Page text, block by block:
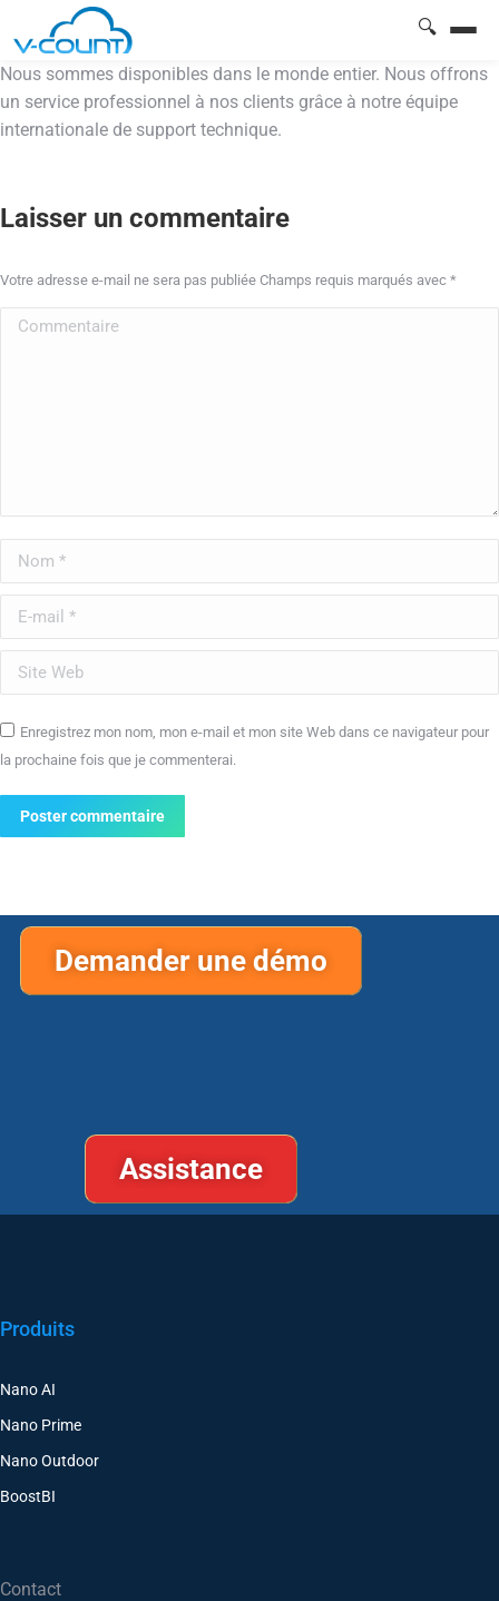
🔍
Nous sommes disponibles dans le monde entier. Nous offrons
un service professionnel à nos clients grâce à notre équipe
internationale de support technique.
Laisser un commentaire
Votre adresse e-mail ne sera pas publiée Champs requis marqués avec *
Commentaire
Nom *
E-mail *
Site Web
Enregistrez mon nom, mon e-mail et mon site Web dans ce navigateur pour
la prochaine fois que je commenterai.
Poster commentaire
Demander une démo
Assistance
Produits
Nano AI
Nano Prime
Nano Outdoor
BoostBI
Contact